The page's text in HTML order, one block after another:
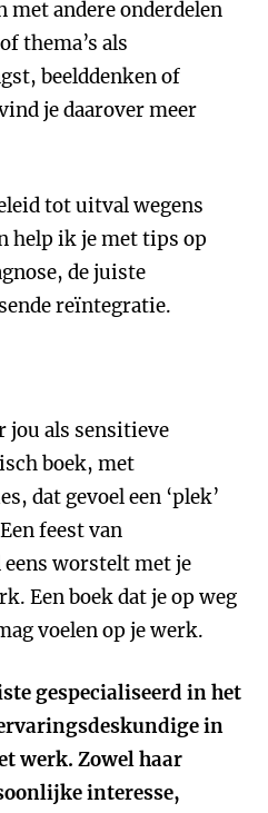
met andere onderdelen
thema’s als
beelddenken of
je daarover meer
tot uitval wegens
help ik je met tips op
de juiste
reïntegratie.
jou als sensitieve
boek, met
dat gevoel een ‘plek’
feest van
worstelt met je
Een boek dat je op weg
voelen op je werk.
gespecialiseerd in het
in
werk. Zowel haar
interesse,